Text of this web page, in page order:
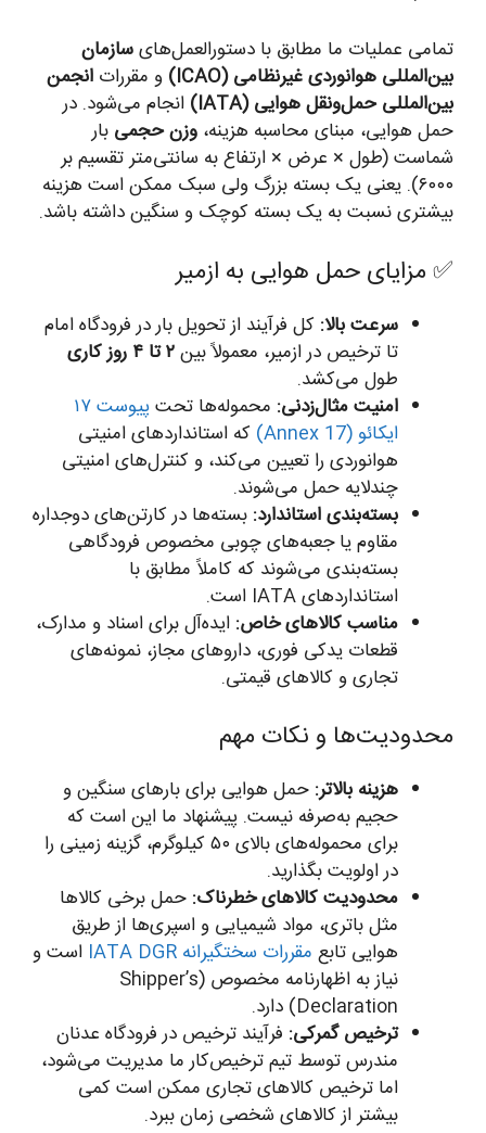
تمامی عملیات ما مطابق با دستورالعمل‌هایسازمان
بین‌المللی هوانوردی غیرنظامی (ICAO)
و مقررات انجمن
بین‌المللی حمل‌ونقل هوایی (IATA)
انجام می‌شود. در
حمل هوایی، مبنای محاسبه هزینه، وزن حجمی بار
شماست (طول × عرض × ارتفاع به سانتی‌متر تقسیم بر
۶۰۰۰). یعنی یک بسته بزرگ ولی سبک ممکن است هزینه
بیشتری نسبت به یک بسته کوچک و سنگین داشته باشد.
✅ مزایای حمل هوایی به ازمیر
سرعت بالا: کل فرآیند از تحویل بار در فرودگاه امام
تا ترخیص در ازمیر، معمولاً بین۲ تا ۴ روز کاری
طول می‌کشد.
امنیت مثال‌زدنی: محموله‌ها تحت
پیوست ۱۷
ایکائو (Annex 17)
که استانداردهای امنیتی
هوانوردی را تعیین می‌کند، و کنترل‌های امنیتی
چندلایه حمل می‌شوند.
بسته‌بندی استاندارد: بسته‌ها در کارتن‌های دوجداره
مقاوم یا جعبه‌های چوبی مخصوص فرودگاهی
بسته‌بندی می‌شوند که کاملاً مطابق با
استانداردهای IATA است.
مناسب کالاهای خاص: ایده‌آل برای اسناد و مدارک،
قطعات یدکی فوری، داروهای مجاز، نمونه‌های
تجاری و کالاهای قیمتی.
محدودیت‌ها و نکات مهم
هزینه بالاتر: حمل هوایی برای بارهای سنگین و
حجیم به‌صرفه نیست. پیشنهاد ما این است که
برای محموله‌های بالای ۵۰ کیلوگرم، گزینه زمینی را
در اولویت بگذارید.
محدودیت کالاهای خطرناک: حمل برخی کالاها
مثل باتری، مواد شیمیایی و اسپری‌ها از طریق
هوایی تابع مقررات سختگیرانه IATA DGR
است و
نیاز به اظهارنامه مخصوص (Shipper’s
Declaration) دارد.
ترخیص گمرکی: فرآیند ترخیص در فرودگاه عدنان
مندرس توسط تیم ترخیص‌کار ما مدیریت می‌شود،
اما ترخیص کالاهای تجاری ممکن است کمی
بیشتر از کالاهای شخصی زمان ببرد.